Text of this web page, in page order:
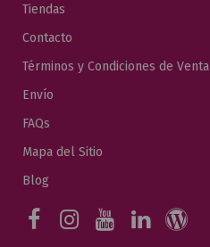
Tiendas
Contacto
Términos y Condiciones de Venta
Envío
FAQs
Mapa del Sitio
Blog